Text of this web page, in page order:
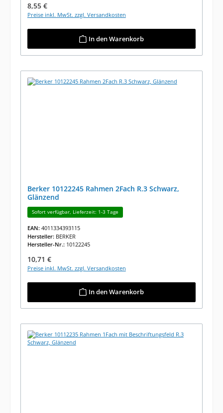
Regulärer Preis:
8,55 €
Preise inkl. MwSt. zzgl. Versandkosten
In den Warenkorb
Berker 10122245 Rahmen 2Fach R.3 Schwarz,
Glänzend
Sofort verfügbar, Lieferzeit: 1-3 Tage
EAN: 4011334393115
Hersteller: BERKER
Hersteller-Nr.: 10122245
Regulärer Preis:
10,71 €
Preise inkl. MwSt. zzgl. Versandkosten
In den Warenkorb